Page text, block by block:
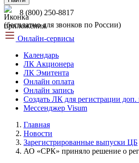
8 (800) 250-8817
(бесплатно для звонков по России)
Онлайн-сервисы
Календарь
ЛК Акционера
ЛК Эмитента
Онлайн оплата
Онлайн запись
Создать ЛК для регистрации доп.
Мессенджер Visum
Главная
Новости
Зарегистрированные выпуски ЦБ
АО «СРК» приняло решение о